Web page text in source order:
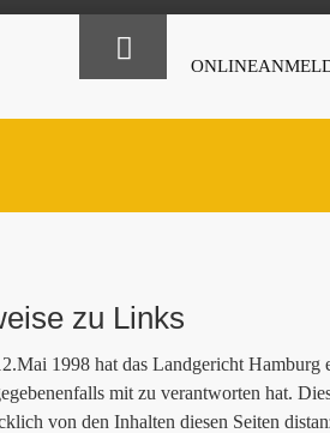
zu Links
1998 hat das Landgericht Hamburg
mit zu verantworten hat.
von den Inhalten diesen Seiten